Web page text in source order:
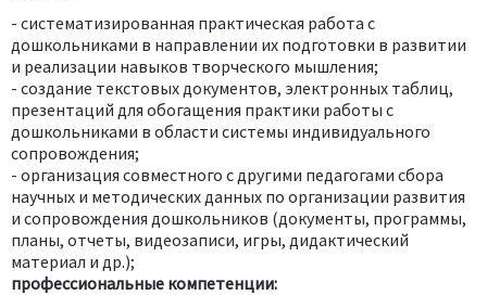
- систематизированная практическая работа с
дошкольниками в направлении их подготовки в развитии
и реализации навыков творческого мышления;
- создание текстовых документов, электронных таблиц,
презентаций для обогащения практики работы с
дошкольниками в области системы индивидуального
сопровождения;
- организация совместного с другими педагогами сбора
научных и методических данных по организации развития
и сопровождения дошкольников (документы, программы,
планы, отчеты, видеозаписи, игры, дидактический
материал и др.);
профессиональные компетенции: